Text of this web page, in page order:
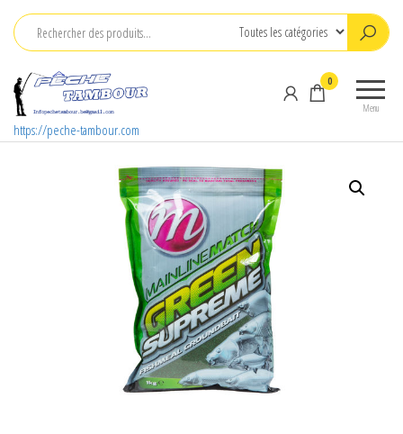
Aller
https://peche-tambour.com
Menu
0